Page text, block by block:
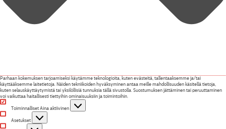
Parhaan kokemuksen tarjoamiseksi käytämme teknologioita, kuten evästeitä, tallentaaksemme ja/tai
käyttääksemme laitetietoja. Näiden tekniikoiden hyväksyminen antaa meille mahdollisuuden käsitellä tietoja,
kuten selauskäyttäytymistä tai yksilöllisiä tunnuksia tällä sivustolla. Suostumuksen jättäminen tai peruuttaminen
voi vaikuttaa haitallisesti tiettyihin ominaisuuksiin ja toimintoihin.
Toiminnalliset Aina aktiivinen
Asetukset
Asetukset
Tilastot